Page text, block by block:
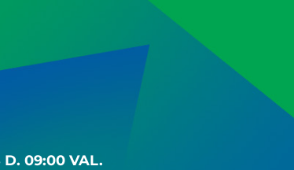
D. 09:00 VAL.